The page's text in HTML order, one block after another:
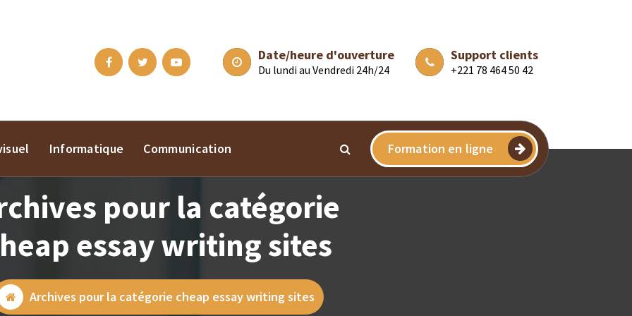
Date/heure d'ouverture
Du lundi au Vendredi 24h/24
Support clients
+221 78 464 50 42
Informatique Communication Formation en ligne
pour la catégorie
essay writing sites
Archives pour la catégorie cheap essay writing sites